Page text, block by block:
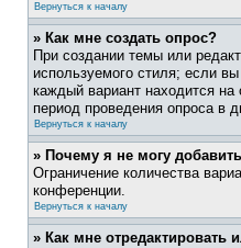
Вернуться к началу
» Как мне создать опрос?
При создании темы или
используемого стиля; если
каждый вариант находится на
период проведения опроса в
Вернуться к началу
» Почему я не могу
Ограничение количества
конференции.
Вернуться к началу
» Как мне отредактировать